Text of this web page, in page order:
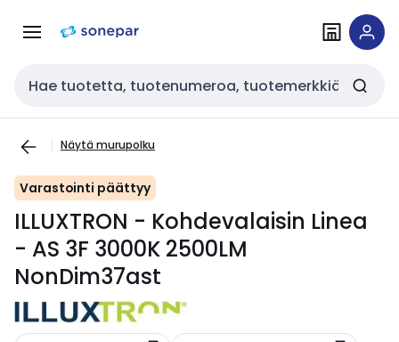
navigointiinsisältöön
Haku
Näytä murupolku
Varastointi päättyy
ILLUXTRON - Kohdevalaisin Linea
- AS 3F 3000K 2500LM
NonDim37ast